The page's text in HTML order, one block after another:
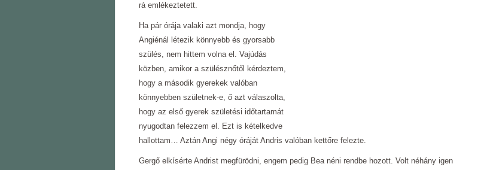
rá emlékeztetett.
Ha pár órája valaki azt mondja, hogy
Angiénál létezik könnyebb és gyorsabb
szülés, nem hittem volna el. Vajúdás
közben, amikor a szülésznőtől kérdeztem,
hogy a második gyerekek valóban
könnyebben születnek-e, ő azt válaszolta,
hogy az első gyerek születési időtartamát
nyugodtan felezzem el. Ezt is kételkedve
hallottam… Aztán Angi négy óráját Andris valóban kettőre felezte.
Gergő elkísérte Andrist megfürödni, engem pedig Bea néni rendbe hozott. Volt néhány igen